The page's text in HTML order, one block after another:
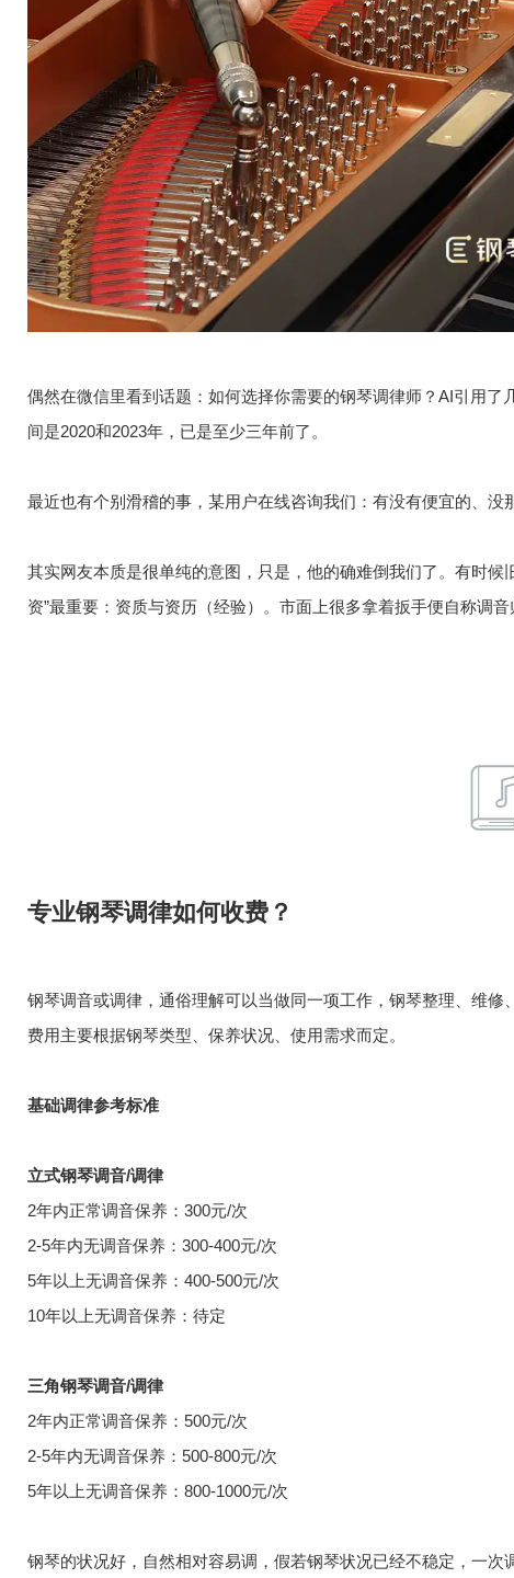
偶然在微信里看到话题：如何选择你需要的钢琴调律师？AI引用
间是2020和2023年，已是至少三年前了。
最近也有个别滑稽的事，某用户在线咨询我们：有没有便宜的、没
其实网友本质是很单纯的意图，只是，他的确难倒我们了。有时
资”最重要：资质与资历（经验）。市面上很多拿着扳手便自称调
专业钢琴调律如何收费？
钢琴调音或调律，通俗理解可以当做同一项工作，钢琴整理、维
费用主要根据钢琴类型、保养状况、使用需求而定。
基础调律参考标准
立式钢琴调音/调律
2年内正常调音保养：300元/次
2-5年内无调音保养：300-400元/次
5年以上无调音保养：400-500元/次
10年以上无调音保养：待定
三角钢琴调音/调律
2年内正常调音保养：500元/次
2-5年内无调音保养：500-800元/次
5年以上无调音保养：800-1000元/次
钢琴的状况好，自然相对容易调，假若钢琴状况已经不稳定，一